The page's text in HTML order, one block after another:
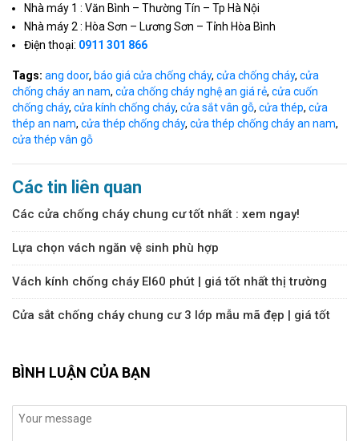
Nhà máy 1 : Văn Bình – Thường Tín – Tp Hà Nội
Nhà máy 2 : Hòa Sơn – Lương Sơn – Tỉnh Hòa Bình
Điện thoại: 0911 301 866
Tags: ang door, báo giá cửa chống cháy, cửa chống cháy, cửa
chống cháy an nam, cửa chống cháy nghệ an giá rẻ, cửa cuốn
chống cháy, cửa kính chống cháy, cửa sắt vân gỗ, cửa thép, cửa
thép an nam, cửa thép chống cháy, cửa thép chống cháy an nam,
cửa thép vân gỗ
Các tin liên quan
Các cửa chống cháy chung cư tốt nhất : xem ngay!
Lựa chọn vách ngăn vệ sinh phù hợp
Vách kính chống cháy EI60 phút | giá tốt nhất thị trường
Cửa sắt chống cháy chung cư 3 lớp mẫu mã đẹp | giá tốt
BÌNH LUẬN CỦA BẠN